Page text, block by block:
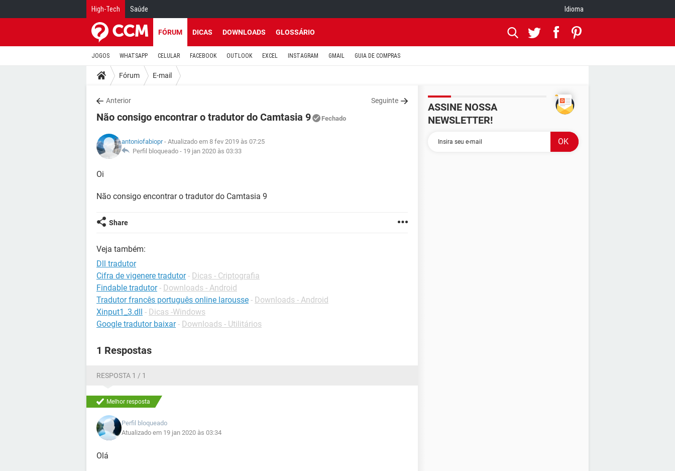
High-Tech Saúde Idioma
FÓRUM DICAS DOWNLOADS GLOSSÁRIO
JOGOS WHATSAPP CELULAR FACEBOOK OUTLOOK EXCEL INSTAGRAM GMAIL GUIA DE COMPRAS
Fórum E-mail
Anterior Seguinte
Não consigo encontrar o tradutor do Camtasia 9 Fechado
antoniofabiopr- Atualizado em 8 fev 2019 às 07:25
Perfil bloqueado - 19 jan 2020 às 03:33
Oi
Não consigo encontrar o tradutor do Camtasia 9
Share
Veja também:
Dll tradutor
Cifra de vigenere tradutor - Dicas - Criptografia
Findable tradutor - Downloads - Android
Tradutor francês português online larousse - Downloads - Android
Xinput1_3.dll - Dicas -Windows
Google tradutor baixar - Downloads - Utilitários
1 Respostas
RESPOSTA 1 / 1
Melhor resposta
Perfil bloqueado
Atualizado em 19 jan 2020 às 03:34
Olá
ASSINE NOSSA
NEWSLETTER!